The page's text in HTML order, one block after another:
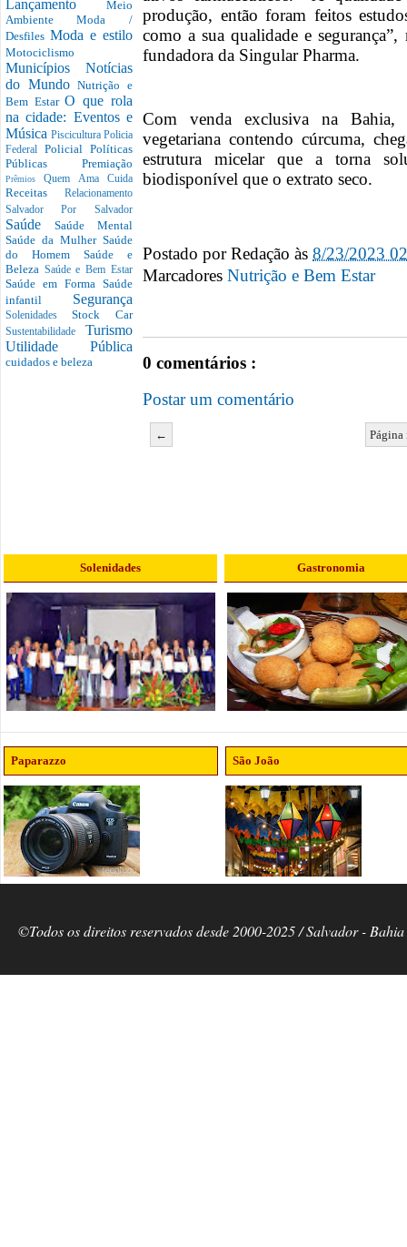
Lançamento Meio
AmbienteModa /
Desfiles Moda e estilo
Motociclismo
Municípios Notícias
do MundoNutrição e
Bem EstarO que rola
na cidade: Eventos e
Música Piscicultura Policia
Federal Policial Políticas
Públicas Premiação
PrêmiosQuem Ama Cuida
Receitas Relacionamento
Salvador Por Salvador
Saúde Saúde Mental
Saúde da Mulher Saúde
do Homem Saúde e
Beleza Saúde e Bem Estar
Saúde em Forma Saúde
infantil Segurança
SolenidadesStock Car
Sustentabilidade Turismo
Utilidade Pública
cuidados e beleza
produção, então foram feitos
como a sua qualidade e
fundadora da Singular Pharma.
Com venda exclusiva na Bahia,
vegetariana contendo cúrcuma,
estrutura micelar que a torna
biodisponível que o extrato seco.
Postado porRedação às 8/23/2023
Marcadores Nutrição e Bem Estar
0 comentários :
Postar um comentário
←
Solenidades Gastronomia
Paparazzo São João
©Todos os direitos reservados desde 2000-2025 / Salvador -